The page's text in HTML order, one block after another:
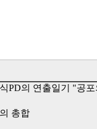
PD의 연출일기 "공포
합